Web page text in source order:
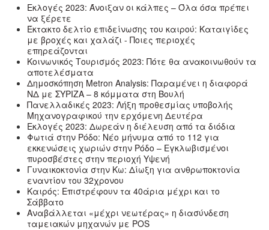
Εκλογές 2023: Άνοιξαν οι κάλπες – Όλα όσα πρέπει
να ξέρετε
Έκτακτο δελτίο επιδείνωσης του καιρού: Καταιγίδες
με βροχές και χαλάζι - Ποιες περιοχές
επηρεάζονται
Κοινωνικός Τουρισμός 2023: Πότε θα ανακοινωθούν τα
αποτελέσματα
Δημοσκόπηση Metron Analysis: Παραμένει η διαφορά
ΝΔ με ΣΥΡΙΖΑ – 8 κόμματα στη Βουλή
Πανελλαδικές 2023: Λήξη προθεσμίας υποβολής
Μηχανογραφικού την ερχόμενη Δευτέρα
Εκλογές 2023: Δωρεάν η διέλευση από τα διόδια
Φωτιά στην Ρόδο: Νέο μήνυμα από το 112 για
εκκενώσεις χωριών στην Ρόδο – Εγκλωβισμένοι
πυροσβέστες στην περιοχή Υψενή
Γυναικοκτονία στην Κω: Δίωξη για ανθρωποκτονία
εναντίον του 32χρονου
Καιρός: Επιστρέφουν τα 40άρια μέχρι και το
Σάββατο
Αναβάλλεται «μέχρι νεωτέρας» η διασύνδεση
ταμειακών μηχανών με POS